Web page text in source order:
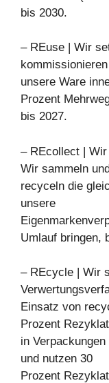
bis 2030.
– REuse | Wir
kommissionieren
unsere Ware
Prozent
bis 2027.
– REcollect |
Wir sammeln
recyceln die
unsere
Umlauf bringen,
– REcycle | Wir
Einsatz von
Prozent Rezyklat
in
und nutzen 30
Prozent